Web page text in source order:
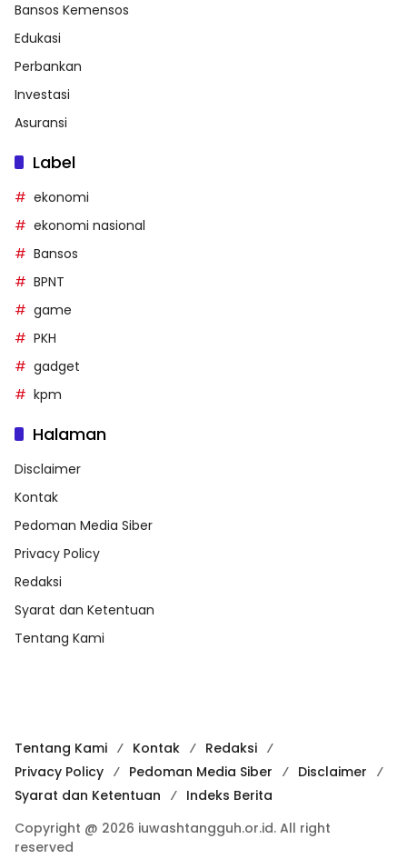
Bansos Kemensos
Edukasi
Perbankan
Investasi
Asuransi
Label
ekonomi
ekonomi nasional
Bansos
BPNT
game
PKH
gadget
kpm
Halaman
Disclaimer
Kontak
Pedoman Media Siber
Privacy Policy
Redaksi
Syarat dan Ketentuan
Tentang Kami
Tentang Kami Kontak
Redaksi
Privacy Policy
Pedoman Media Siber
Disclaimer
Syarat dan Ketentuan
Indeks Berita
Copyright @ 2026 iuwashtangguh.or.id. All right
reserved